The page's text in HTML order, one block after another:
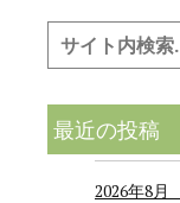
最近の投稿
2026年8